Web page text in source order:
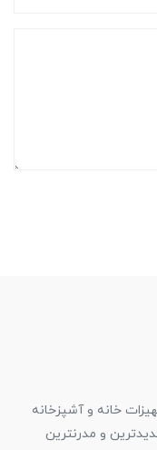
خانه و آشپزخانه
و مدرنترین